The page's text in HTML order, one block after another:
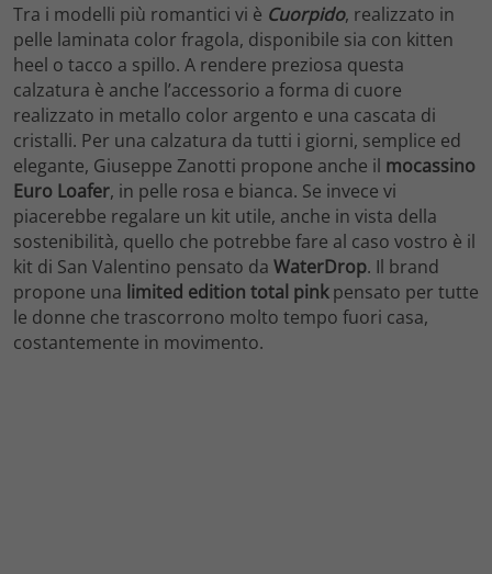
Tra i modelli più romantici vi è Cuorpido, realizzato in
pelle laminata color fragola, disponibile sia con kitten
heel o tacco a spillo. A rendere preziosa questa
calzatura è anche l’accessorio a forma di cuore
realizzato in metallo color argento e una cascata di
cristalli. Per una calzatura da tutti i giorni, semplice ed
elegante, Giuseppe Zanotti propone anche il mocassino
Euro Loafer, in pelle rosa e bianca. Se invece vi
piacerebbe regalare un kit utile, anche in vista della
sostenibilità, quello che potrebbe fare al caso vostro è il
kit di San Valentino pensato da WaterDrop. Il brand
propone una limited edition total pinkpensato per tutte
le donne che trascorrono molto tempo fuori casa,
costantemente in movimento.